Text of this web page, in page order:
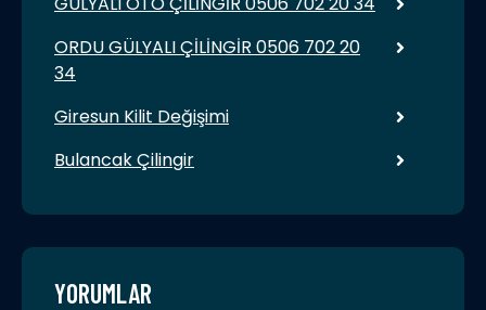
ORDU GÜLYALI ÇİLİNGİR 0506 702 20
34
Giresun Kilit Değişimi
Bulancak Çilingir
YORUMLAR